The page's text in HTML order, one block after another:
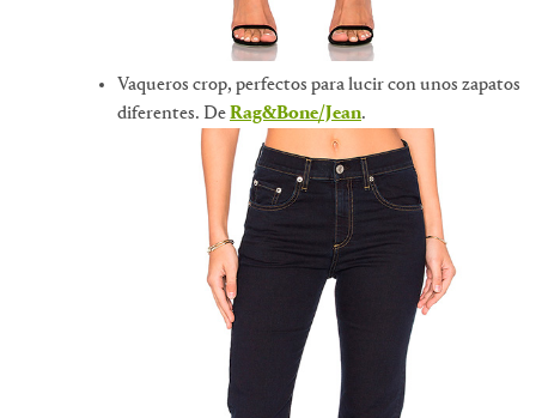
Vaqueros crop, perfectos para lucir con unos zapatos
diferentes. DeRag&Bone/Jean.